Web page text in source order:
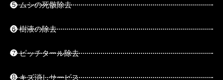
❺ ムシの死骸除去
❻ 樹液の除去
❼ ピッチタール除去
❽ キズ消しサービス